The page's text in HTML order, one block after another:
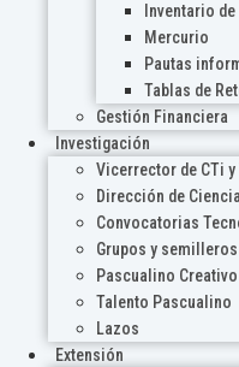
Inventario
Mercurio
Pautas
Tablas de
Gestión Financiera
Investigación
Vicerrector de CTi
Dirección de
Convocatorias
Grupos y semilleros
Pascualino
Talento Pascualino
Lazos
Extensión